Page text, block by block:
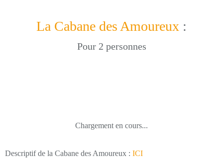
La Cabane des Amoureux :
Pour 2 personnes
Chargement en cours...
Descriptif de la Cabane des Amoureux : ICI